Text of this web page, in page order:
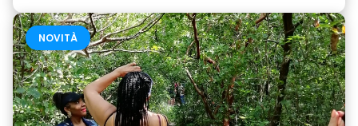
NOVITÀ